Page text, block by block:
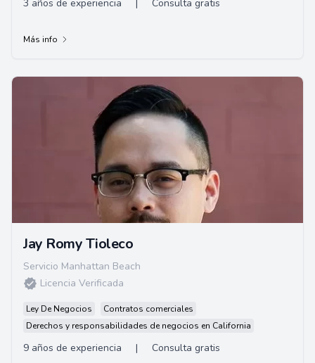
3 años de experiencia | Consulta gratis
Más info
Jay Romy Tioleco
Servicio Manhattan Beach
Licencia Verificada
Ley De Negocios
Contratos comerciales
Derechos y responsabilidades de negocios en California
9 años de experiencia |
Consulta gratis